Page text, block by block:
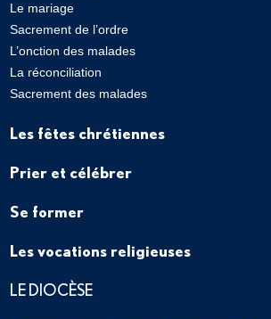
Le mariage
Sacrement de l’ordre
L’onction des malades
La réconciliation
Sacrement des malades
Les fêtes chrétiennes
Prier et célébrer
Se former
Les vocations religieuses
LE DIOCÈSE